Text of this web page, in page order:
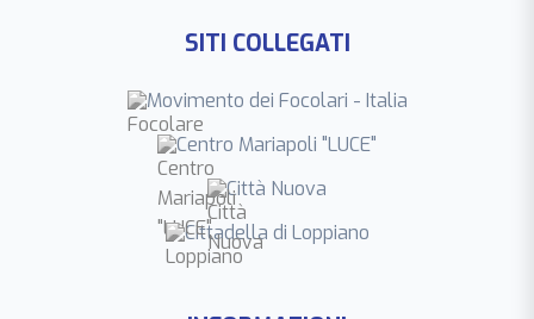
SITI COLLEGATI
Movimento dei Focolari - Italia
Centro Mariapoli "LUCE"
Città Nuova
Cittadella di Loppiano